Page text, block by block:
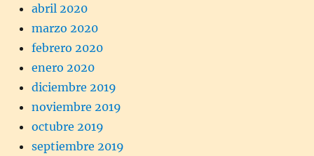
abril 2020
marzo 2020
febrero 2020
enero 2020
diciembre 2019
noviembre 2019
octubre 2019
septiembre 2019